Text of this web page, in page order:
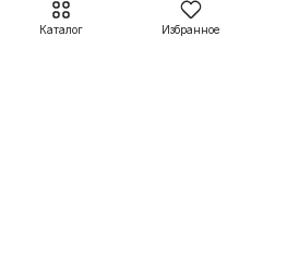
Каталог Избранное